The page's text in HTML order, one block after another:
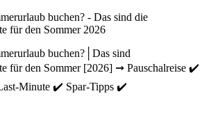
buchen? - Das sind die
für den Sommer 2026
buchen?│Das sind
für den Sommer [2026] ➞ Pauschalreise ✔️
Minute ✔️ Spar-Tipps ✔️